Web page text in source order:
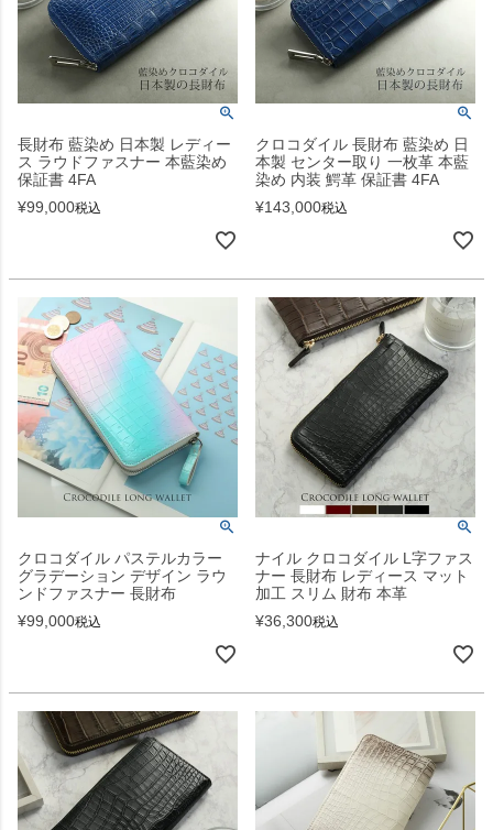
長財布 藍染め 日本製 レディー
ス ラウドファスナー 本藍染め
保証書 4FA
¥99,000税込
クロコダイル 長財布 藍染め 日
本製 センター取り 一枚革 本藍
染め 内装 鰐革 保証書 4FA
¥143,000税込
クロコダイル パステルカラー
グラデーション デザイン ラウ
ンドファスナー 長財布
¥99,000税込
ナイル クロコダイル L字ファス
ナー 長財布 レディース マット
加工 スリム 財布 本革
¥36,300税込